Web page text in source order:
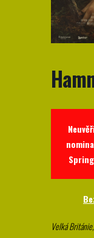
Velká